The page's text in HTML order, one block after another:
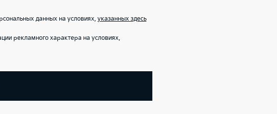
данных на условиях, указанных здесь
рекламного характера на условиях,